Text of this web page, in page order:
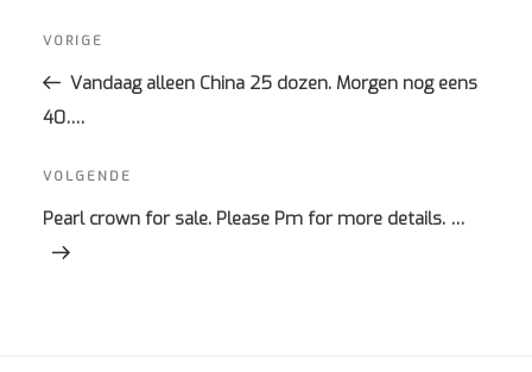
navigatie
Vorig
bericht
VORIGE
Vandaag alleen China 25 dozen. Morgen nog eens
40….
Volgend
bericht
VOLGENDE
Pearl crown for sale. Please Pm for more details. …